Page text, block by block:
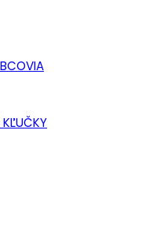
KĽUČKY